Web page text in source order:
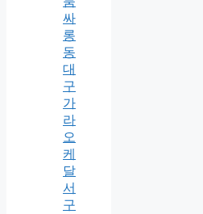
싸
롱
동
대
구
가
라
오
케
달
서
구